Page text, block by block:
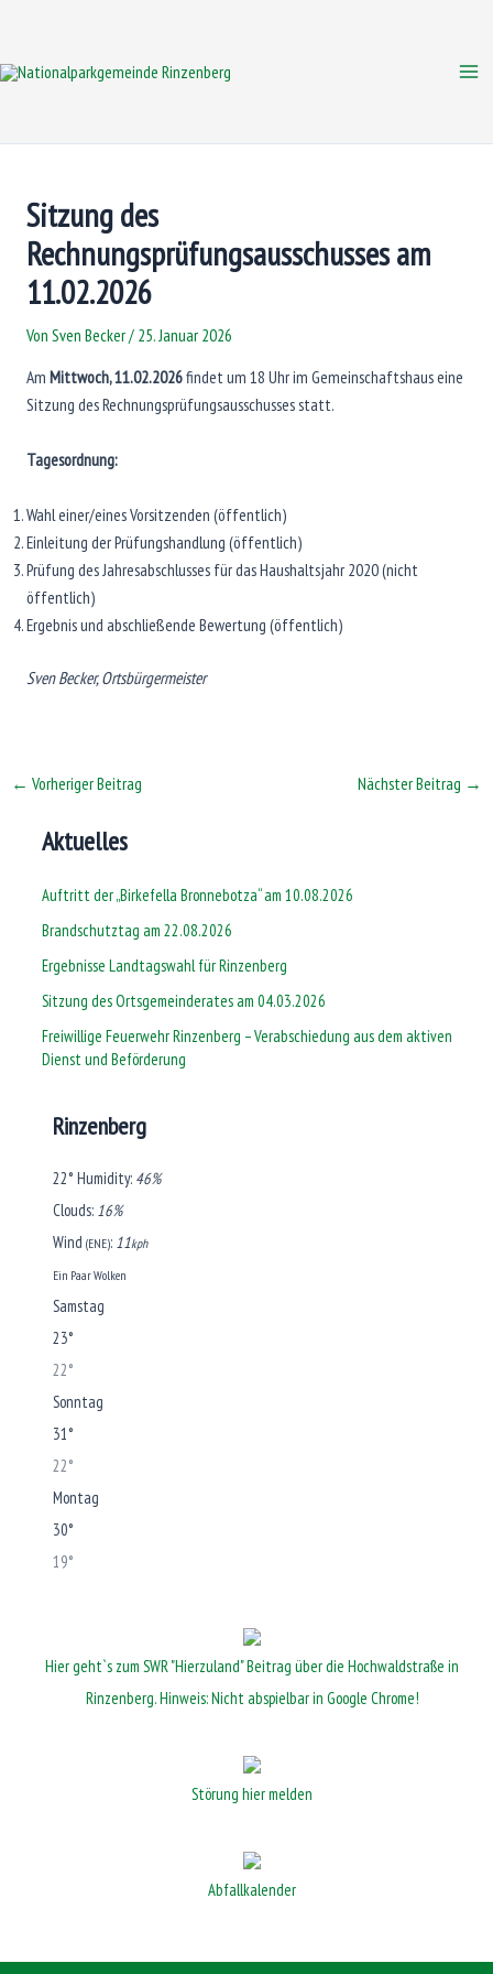
springen
Sitzung des
Rechnungsprüfungsausschusses am
11.02.2026
Von Sven Becker/ 25. Januar 2026
Am Mittwoch, 11.02.2026findet um 18 Uhr im Gemeinschaftshaus eine
Sitzung des Rechnungsprüfungsausschusses statt.
Tagesordnung:
Wahl einer/eines Vorsitzenden (öffentlich)
Einleitung der Prüfungshandlung (öffentlich)
Prüfung des Jahresabschlusses für das Haushaltsjahr 2020 (nicht
öffentlich)
Ergebnis und abschließende Bewertung (öffentlich)
Sven Becker, Ortsbürgermeister
← Vorheriger Beitrag Nächster Beitrag →
Aktuelles
Auftritt der „Birkefella Bronnebotza“ am 10.08.2026
Brandschutztag am 22.08.2026
Ergebnisse Landtagswahl für Rinzenberg
Sitzung des Ortsgemeinderates am 04.03.2026
Freiwillige Feuerwehr Rinzenberg – Verabschiedung aus dem aktiven
Dienst und Beförderung
Rinzenberg
22° Humidity: 46%
Clouds: 16%
Wind(ENE): 11kph
Ein Paar Wolken
Samstag
23°
22°
Sonntag
31°
22°
Montag
30°
19°
Hier geht`s zum SWR "Hierzuland" Beitrag über die Hochwaldstraße in
Rinzenberg. Hinweis: Nicht abspielbar in Google Chrome!
Störung hier melden
Abfallkalender